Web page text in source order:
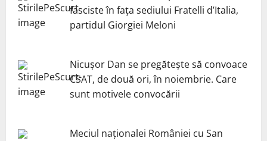
fasciste în fața sediului Fratelli d’Italia,
partidul Giorgiei Meloni
Nicuşor Dan se pregăteşte să convoace
CSAT, de două ori, în noiembrie. Care
sunt motivele convocării
Meciul naționalei României cu San